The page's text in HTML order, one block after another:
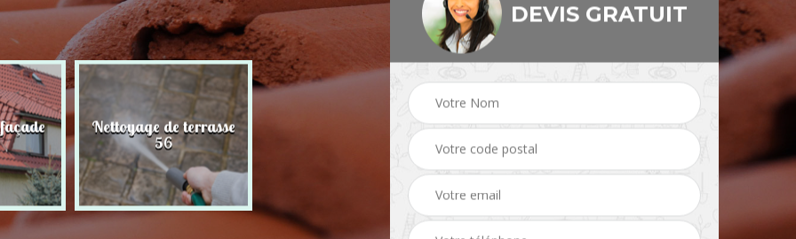
Nettoyage de terrasse
56 Hydrofuge toiture 56 Traitement anti
DEVIS GRATUIT